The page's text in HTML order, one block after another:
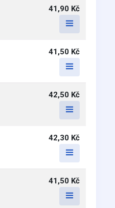
41,90 Kč
41,50 Kč
42,50 Kč
42,30 Kč
41,50 Kč